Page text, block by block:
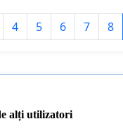
4 5 6 7 8
alți utilizatori